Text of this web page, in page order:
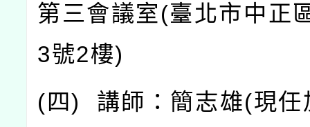
第三會議室(臺北市中正
3號2樓)
( 四) 講師：簡志雄(現任